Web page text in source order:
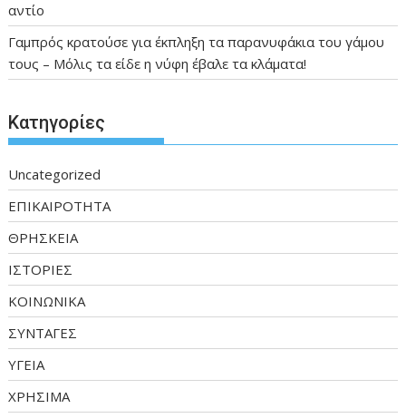
αντίο
Γαμπρός κρατούσε για έκπληξη τα παρανυφάκια του γάμου
τους – Μόλις τα είδε η νύφη έβαλε τα κλάματα!
Kατηγορίες
Uncategorized
ΕΠΙΚΑΙΡΟΤΗΤΑ
ΘΡΗΣΚΕΙΑ
ΙΣΤΟΡΙΕΣ
ΚΟΙΝΩΝΙΚΑ
ΣΥΝΤΑΓΕΣ
ΥΓΕΙΑ
ΧΡΗΣΙΜΑ